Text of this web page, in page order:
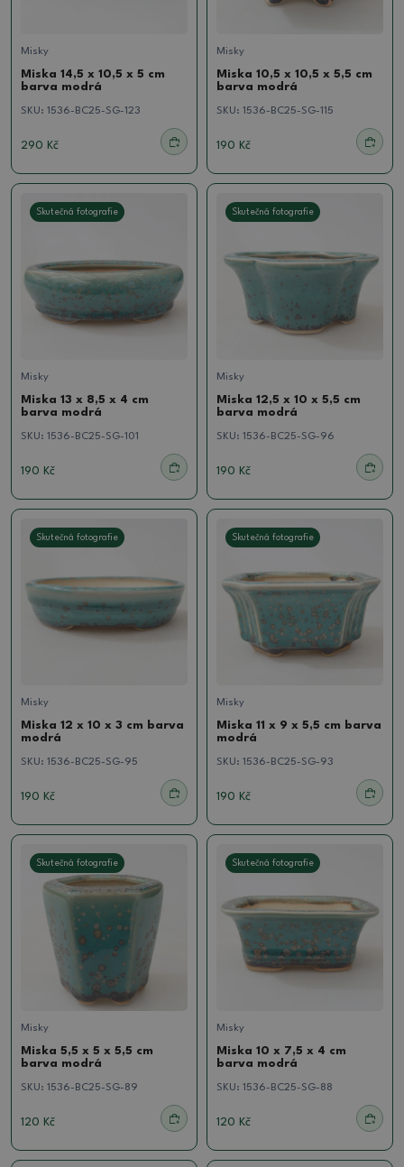
Misky
Miska 14,5 x 10,5 x 5 cm
barva modrá
SKU: 1536-BC25-SG-123
290 Kč
Misky
Miska 10,5 x 10,5 x 5,5 cm
barva modrá
SKU: 1536-BC25-SG-115
190 Kč
Skutečná fotografie
Misky
Miska 13 x 8,5 x 4 cm
barva modrá
SKU: 1536-BC25-SG-101
190 Kč
Skutečná fotografie
Misky
Miska 12,5 x 10 x 5,5 cm
barva modrá
SKU: 1536-BC25-SG-96
190 Kč
Skutečná fotografie
Misky
Miska 12 x 10 x 3 cm barva
modrá
SKU: 1536-BC25-SG-95
190 Kč
Skutečná fotografie
Misky
Miska 11 x 9 x 5,5 cm barva
modrá
SKU: 1536-BC25-SG-93
190 Kč
Skutečná fotografie
Misky
Miska 5,5 x 5 x 5,5 cm
barva modrá
SKU: 1536-BC25-SG-89
120 Kč
Skutečná fotografie
Misky
Miska 10 x 7,5 x 4 cm
barva modrá
SKU: 1536-BC25-SG-88
120 Kč